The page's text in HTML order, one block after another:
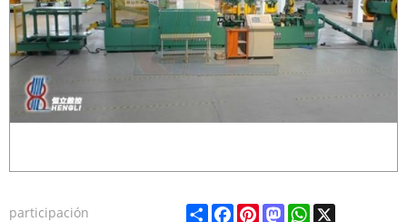
participación ShareFacebook
PinterestMastodonWhatsApp
X